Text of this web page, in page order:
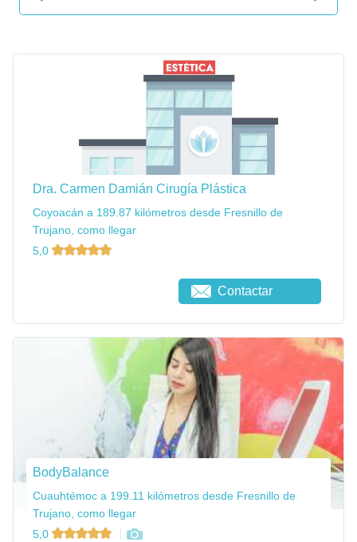
Dra. Carmen Damián Cirugía Plástica
Coyoacán a 189.87 kilómetros desde Fresnillo de
Trujano, como llegar
5,0
Contactar
BodyBalance
Cuauhtémoc a 199.11 kilómetros desde Fresnillo de
Trujano, como llegar
5,0